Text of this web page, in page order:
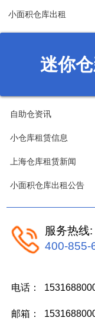
小面积仓库出租
迷你
自助仓资讯
小仓库租赁信息
上海仓库租赁新闻
小面积仓库出租公告
服务热线:
400-855-
电话：
邮箱：